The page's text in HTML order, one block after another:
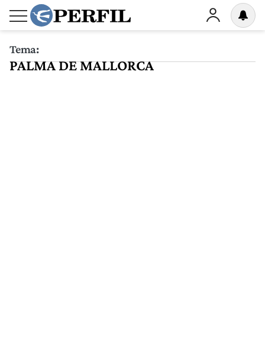
Tema:
PALMA DE MALLORCA